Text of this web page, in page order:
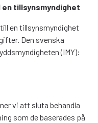
tillsynsmyndighet
en tillsynsmyndighet
Den svenska
(IMY):
vi att sluta behandla
som de baserades på